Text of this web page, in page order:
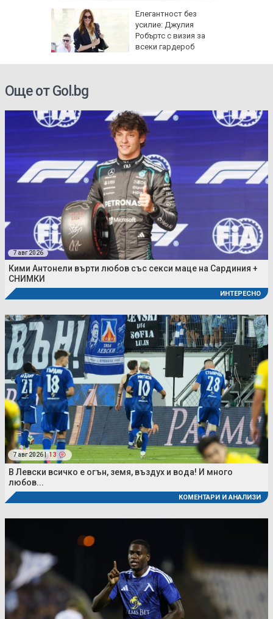
Елегантност без
усилие: Джулия
Робъртс с визия за
всеки гардероб
Още от Gol.bg
7 авг 2026
Кими Антонели върти любов със секси маце на Сардиния +
СНИМКИ
ИНТЕРЕСНО
7 авг 2026 | 13
В Левски всичко е огън, земя, въздух и вода! И много
любов...
КОМЕНТАРИ И АНАЛИЗИ